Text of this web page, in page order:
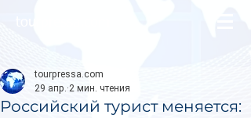
Российский турист меняется:
tourpressa.com
29 апр. 2 мин. чтения